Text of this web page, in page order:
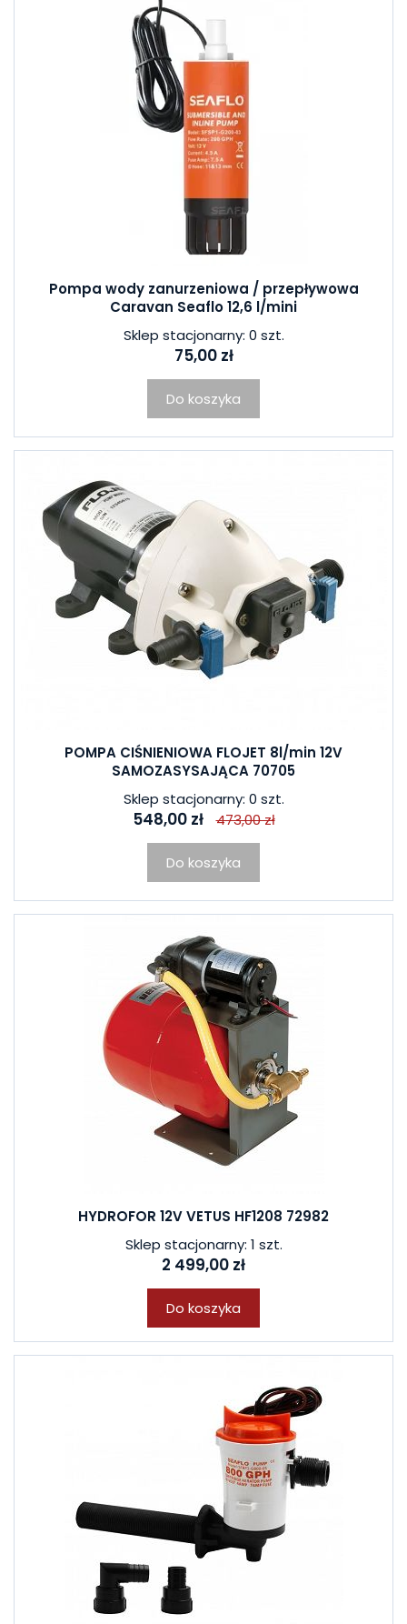
Pompa wody zanurzeniowa / przepływowa
Caravan Seaflo 12,6 l/mini
Sklep stacjonarny: 0 szt.
75,00 zł
Do koszyka
POMPA CIŚNIENIOWA FLOJET 8l/min 12V
SAMOZASYSAJĄCA 70705
Sklep stacjonarny: 0 szt.
548,00 zł 473,00 zł
Do koszyka
HYDROFOR 12V VETUS HF1208 72982
Sklep stacjonarny: 1 szt.
2 499,00 zł
Do koszyka